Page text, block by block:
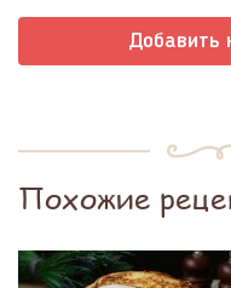
Добавить
Похожие